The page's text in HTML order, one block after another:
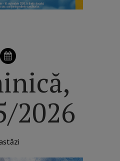
2026